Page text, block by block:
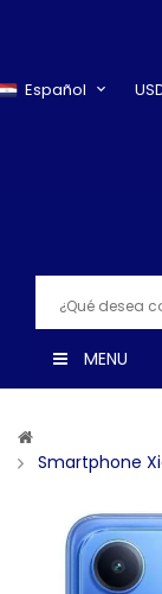
Español
MENU
Smartphone